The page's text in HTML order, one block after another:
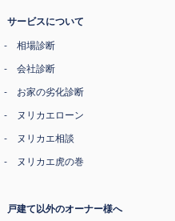
サービスについて
相場診断
会社診断
お家の劣化診断
ヌリカエローン
ヌリカエ相談
ヌリカエ虎の巻
戸建て以外のオーナー様へ